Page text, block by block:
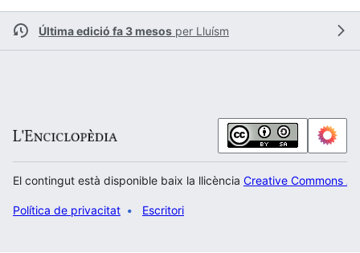
Última edició fa 3 mesos per Lluísm
El contingut està disponible baix la llicència Creative Commons
Política de privacitat Escritori